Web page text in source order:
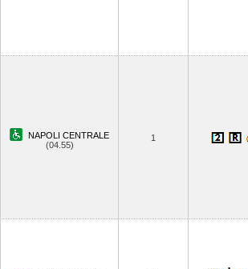
NAPOLI CENTRALE
(04.55)
1